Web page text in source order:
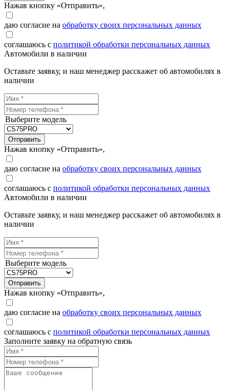
Нажав кнопку «Отправить»,
даю согласие на обработку своих персональных данных
соглашаюсь с политикой обработки персональных данных
Автомобили в наличии
Оставьте заявку, и наш менеджер расскажет об автомобилях в
наличии
Выберите модель
Отправить
Нажав кнопку «Отправить»,
даю согласие на обработку своих персональных данных
соглашаюсь с политикой обработки персональных данных
Автомобили в наличии
Оставьте заявку, и наш менеджер расскажет об автомобилях в
наличии
Выберите модель
Отправить
Нажав кнопку «Отправить»,
даю согласие на обработку своих персональных данных
соглашаюсь с политикой обработки персональных данных
Заполните заявку на обратную связь